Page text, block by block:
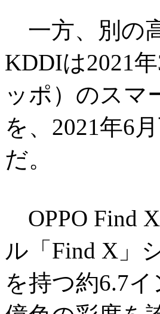
一方、別の
KDDIは2021
ッポ）のスマ
を、2021年6
だ。
OPPO Find
ル「Find X」
を持つ約6.7